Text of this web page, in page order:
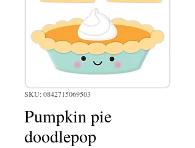
SKU: 0842715069503
Pumpkin pie
doodlepop